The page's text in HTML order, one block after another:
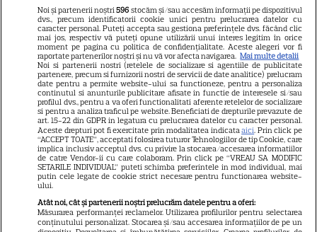
3
Panther. David Jonsson preia
moștenirea lui Chadwick
Boseman
7
VEDETE STRĂINE
Ryan Gosling este noul Ghost
Rider din Universul Marvel.
Anunțul făcut la Comic-Con i-
a entuziasmat pe fani
DISNEY PLUS
Noi și partenerii noștri596 stocăm și/sau accesăm informații pe dispozitivul
dvs., precum identificatorii cookie unici pentru prelucrarea datelor cu
caracter personal. Puteți accepta sau gestiona preferințele dvs. făcând clic
mai jos, respectiv vă puteți opune utilizării unui interes legitim în orice
moment pe pagina cu politica de confidențialitate. Aceste alegeri vor fi
raportate partenerilor noștri și nu vă vor afecta navigarea. Mai multe detalii
Noi si partenerii nostri (retelele de socializare si agentiile de publicitate
partenere, precum si furnizorii nostri de servicii de date analitice) prelucram
date pentru a permite website-ului sa functioneze, pentru a personaliza
continutul si anunturile publicitare afisate in functie de interesele si/sau
profilul dvs., pentru a va oferi functionalitati aferente retelelor de socializare
si pentru a analiza traficul pe website. Beneficiati de drepturile prevazute de
art. 15-22 din GDPR in legatura cu prelucrarea datelor cu caracter personal.
Aceste drepturi pot fi exercitate prin modalitatea indicataaici. Prin click pe
“ACCEPT TOATE”, acceptati folosirea tuturor Tehnologiilor de tip Cookie, care
implica inclusiv acceptul dvs. cu privire la stocarea/accesarea informatiilor
de catre Vendor-ii cu care colaboram. Prin click pe “VREAU SA MODIFIC
SETARILE INDIVIDUAL” puteti schimba preferintele in mod individual, mai
putin cele legate de cookie strict necesare pentru functionarea website-
ului.
Atât noi, cât și partenerii noștri prelucrăm datele pentru a oferi:
Măsurarea performanței reclamelor. Utilizarea profilurilor pentru selectarea
conținutului personalizat. Stocarea și/sau accesarea informațiilor de pe un